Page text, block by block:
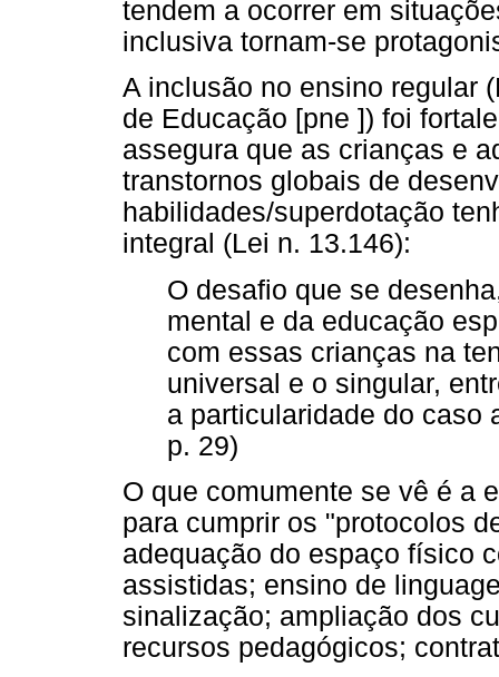
tendem a ocorrer em
inclusiva tornam-se
A inclusão no ensino regular
de Educação [pne ]) foi
assegura que as crianças e
transtornos globais de
habilidades/superdotação
integral (Lei n. 13.146):
O desafio que se
mental e da educação
com essas crianças na
universal e o singular,
a particularidade do caso
p. 29)
O que comumente se vê é a
para cumprir os "protocolos
adequação do espaço físico
assistidas; ensino de
sinalização; ampliação dos
recursos pedagógicos;